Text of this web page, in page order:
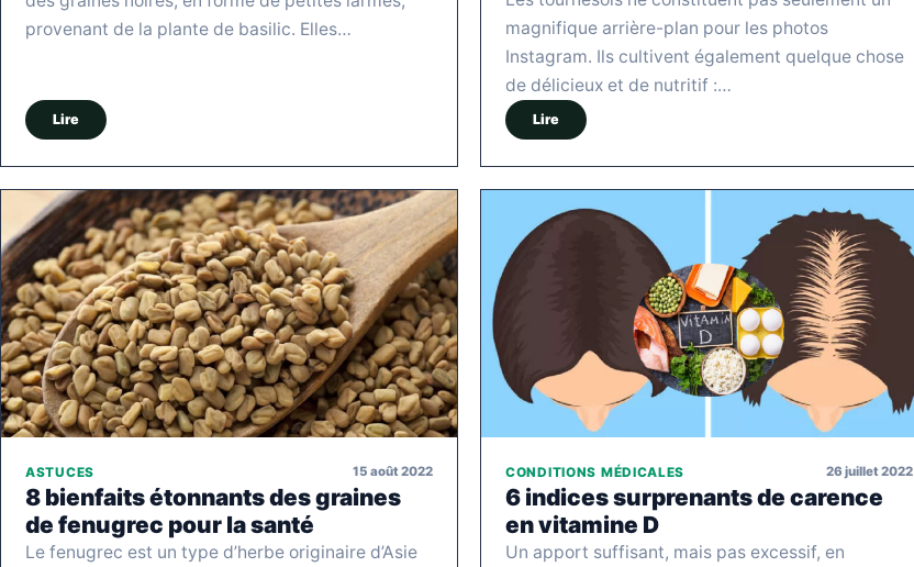
provenant de la plante de basilic. Elles…
Lire
magnifique arrière-plan pour les photos
Instagram. Ils cultivent également quelque chose
de délicieux et de nutritif :…
Lire
ASTUCES 15 août 2022
8 bienfaits étonnants des graines
de fenugrec pour la santé
Le fenugrec est un type d’herbe originaire d’Asie
CONDITIONS MÉDICALES 26 juillet 2022
6 indices surprenants de carence
en vitamine D
Un apport suffisant, mais pas excessif, en